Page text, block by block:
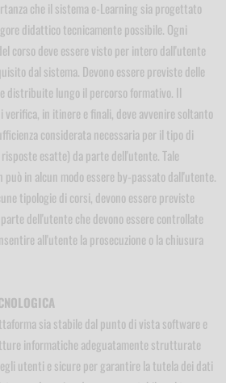
che il sistema e-Learning sia progettato
didattico tecnicamente possibile. Ogni
corso deve essere visto per intero dall'utente
dal sistema. Devono essere previste delle
distribuite lungo il percorso formativo. Il
in itinere e finali, deve avvenire soltanto
considerata necessaria per il tipo di
esatte) da parte dell'utente. Tale
in alcun modo essere by-passato dall'utente.
tipologie di corsi, devono essere previste
dell'utente che devono essere controllate
all'utente la prosecuzione o la chiusura
sia stabile dal punto di vista software e
informatiche adeguatamente strutturate
utenti e sicure per garantire la tutela dei dati